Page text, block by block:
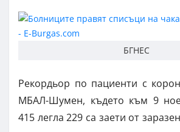
БГНЕС
Рекордьор по пациенти с
МБАЛ-Шумен, където към 9
415 легла 229 са заети от